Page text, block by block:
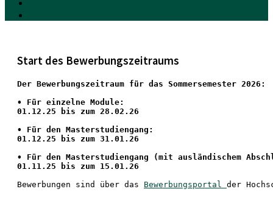
Start des Bewerbungszeitraums
Der Bewerbungszeitraum für das Sommersemester 2026:
• Für einzelne Module:
01.12.25 bis zum 28.02.26
• Für den Masterstudiengang:
01.12.25 bis zum 31.01.26
• Für den Masterstudiengang (mit ausländischem
01.11.25 bis zum 15.01.26
Bewerbungen sind über das Bewerbungsportal der